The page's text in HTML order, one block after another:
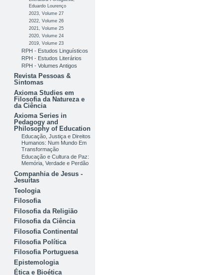
Eduardo Lourenço
2023, Volume 27
2022, Volume 26
2021, Volume 25
2020, Volume 24
2019, Volume 23
RPH - Estudos Linguísticos
RPH - Estudos Literários
RPH - Volumes Antigos
Revista Pessoas &
Sintomas
Axioma Studies em
Filosofia da Natureza e
da Ciência
Axioma Series in
Pedagogy and
Philosophy of Education
Educação, Justiça e Direitos
Humanos: Num Mundo Em
Transformação
Educação e Cultura de Paz:
Memória, Verdade e Perdão
Companhia de Jesus -
Jesuítas
Teologia
Filosofia
Filosofia da Religião
Filosofia da Ciência
Filosofia Continental
Filosofia Política
Filosofia Portuguesa
Epistemologia
Ética e Bioética